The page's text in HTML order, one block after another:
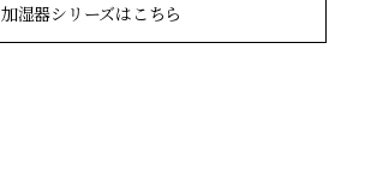
加湿器シリーズはこちら